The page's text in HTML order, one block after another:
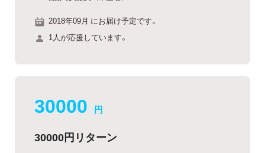
2018年09月 にお届け予定です。
1人が応援しています。
30000 円
30000円リターン